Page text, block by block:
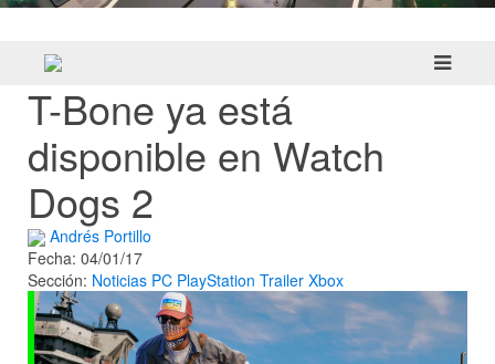
T-Bone ya está
disponible en Watch
Dogs 2
Andrés Portillo
Fecha: 04/01/17
Sección: Noticias PC PlayStation Trailer Xbox